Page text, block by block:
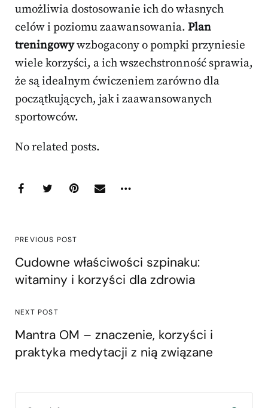
umożliwia dostosowanie ich do własnych
celów i poziomu zaawansowania. Plan
treningowywzbogacony o pompki przyniesie
wiele korzyści, a ich wszechstronność sprawia,
że są idealnym ćwiczeniem zarówno dla
początkujących, jak i zaawansowanych
sportowców.
No related posts.
PREVIOUS POST
Cudowne właściwości szpinaku:
witaminy i korzyści dla zdrowia
NEXT POST
Mantra OM – znaczenie, korzyści i
praktyka medytacji z nią związane